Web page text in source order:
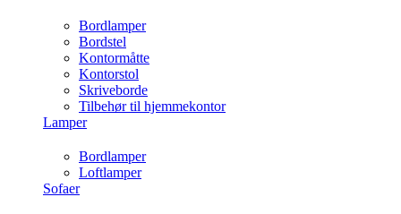
Bordlamper
Bordstel
Kontormåtte
Kontorstol
Skriveborde
Tilbehør til hjemmekontor
Lamper
Bordlamper
Loftlamper
Sofaer